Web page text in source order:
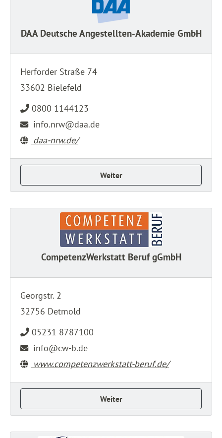
DAA Deutsche Angestellten-Akademie GmbH
Herforder Straße 74
33602 Bielefeld
0800 1144123
info.nrw@daa.de
daa-nrw.de/
Weiter
CompetenzWerkstatt Beruf gGmbH
Georgstr. 2
32756 Detmold
05231 8787100
info@cw-b.de
www.competenzwerkstatt-beruf.de/
Weiter